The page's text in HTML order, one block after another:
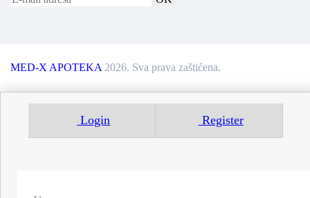
MED-X APOTEKA 2026. Sva prava zaštićena.
Login Register